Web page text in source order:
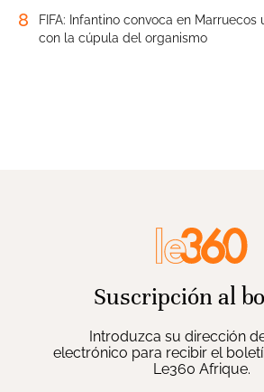
8
FIFA: Infantino convoca en Marruecos
con la cúpula del organismo
Suscripción al
Introduzca su dirección
electrónico para recibir el
Le360 Afrique.